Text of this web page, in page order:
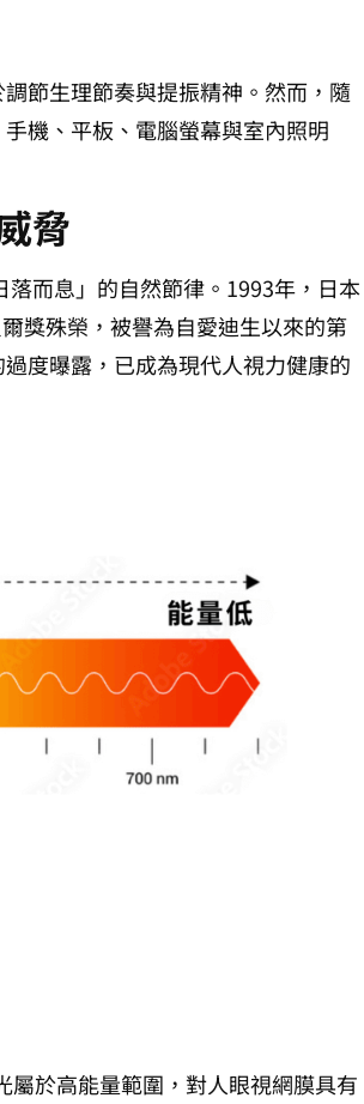
節生理節奏與提振精神。然而，隨
機、平板、電腦螢幕與室內照明
脅
而息」的自然節律。1993年，日本
獎殊榮，被譽為自愛迪生以來的第
度曝露，已成為現代人視力健康的
屬於高能量範圍，對人眼視網膜具有